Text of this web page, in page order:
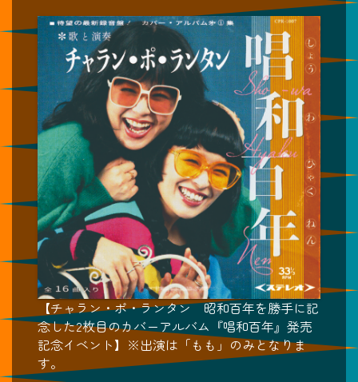
【チャラン・ポ・ランタン 昭和百年を勝手に記
念した2枚目のカバーアルバム『唱和百年』発売
記念イベント】※出演は「もも」のみとなりま
す。